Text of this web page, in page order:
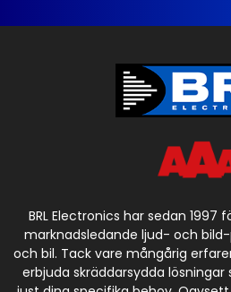
BRL Electronics har sedan
marknadsledande ljud- och
och bil. Tack vare mångårig
erbjuda skräddarsydda